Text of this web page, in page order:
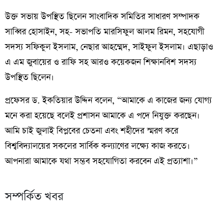
উক্ত সভায় উপস্থিত ছিলেন সাংবাদিক সমিতির সাধারণ সম্পাদক
সাব্বির হোসাইন, সহ- সভাপতি মারসিফুল আলম রিমন, সহযোগী
সদস্য সফিকুল ইসলাম, নেছার আহম্মেদ, সাইফুল ইসলাম। এছাড়াও
এ এম জুবায়ের ও রাফি সহ আরও কয়েকজন শিক্ষানবিশ সদস্য
উপস্থিত ছিলেন।
প্রফেসর ড. ইকতিয়ার উদ্দিন বলেন, “আমাকে এ কাজের জন্য যোগ্য
মনে করা হয়েছে বলেই প্রশাসন আমাকে এ পদে নিযুক্ত করছেন।
আমি চাই জুলাই বিপ্লবের চেতনা এবং শহীদের স্মরণ করে
বিশ্ববিদ্যালয়ের সকলের সার্বিক কল্যাণের লক্ষ্যে কাজ করতে।
আপনারা আমাকে যথা সম্ভব সহযোগিতা করবেন এই প্রত্যাশা।”
সম্পর্কিত খবর